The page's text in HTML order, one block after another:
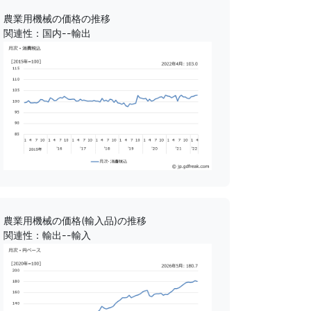
農業用機械の価格の推移
関連性：国内--輸出
農業用機械の価格(輸入品)の推移
関連性：輸出--輸入